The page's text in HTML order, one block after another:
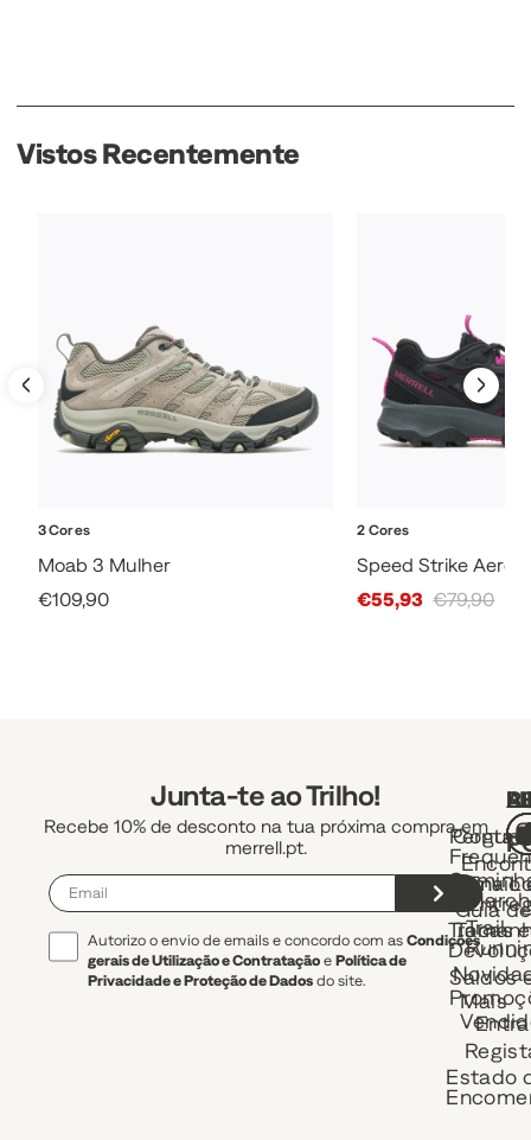
Vistos Recentemente
3 Cores
Moab 3 Mulher
Sale Price
€109,90
2 Cores
Speed Strike
Sale Price
€55,93 €79,90
Junta-te ao Trilho!
Recebe 10% de desconto na tua próxima compra em
merrell.pt.
Autorizo o envio de emails e concordo com asCondições
gerais de Utilização e Contratação ePolítica de
Privacidade e Proteção de Dados do site.
Envio
Trocas e
Saldos
Estado
uma
Guia de
e
Trail
Mais